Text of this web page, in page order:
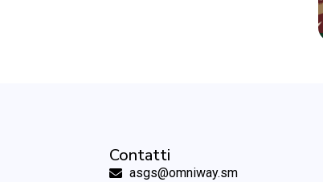
Contatti
asgs@omniway.sm